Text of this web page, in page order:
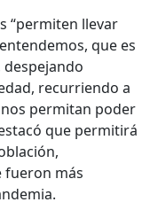
“permiten llevar
que es
recurriendo a
permitan poder
que permitirá
fueron más